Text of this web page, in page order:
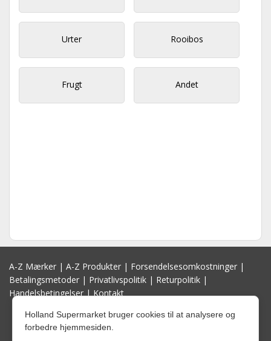
Urter Rooibos
Frugt Andet
A-Z Mærker | A-Z Produkter | Forsendelsesomkostninger |
Betalingsmetoder | Privatlivspolitik | Returpolitik |
Handelsbetingelser|Kontakt
Holland Supermarket bruger cookies til at analysere og
forbedre hjemmesiden.